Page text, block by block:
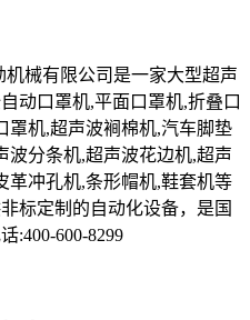
械有限公司是一家大型超声
动口罩机,平面口罩机,折叠口
罩机,超声波裥棉机,汽车脚垫
波分条机,超声波花边机,超声
革冲孔机,条形帽机,鞋套机等
标定制的自动化设备，是国
:400-600-8299